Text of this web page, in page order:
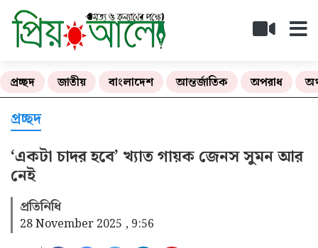
প্রচ্ছদ জাতীয় বাংলাদেশ আন্তর্জাতিক অপরাধ
প্রচ্ছদ
‘একটা চাদর হবে’ খ্যাত গায়ক জেনস সুমন আর
নেই
প্রতিনিধি
28 November 2025 , 9:56